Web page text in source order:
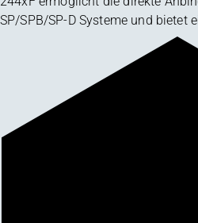
SP/SPB/SP-D Systeme und bietet